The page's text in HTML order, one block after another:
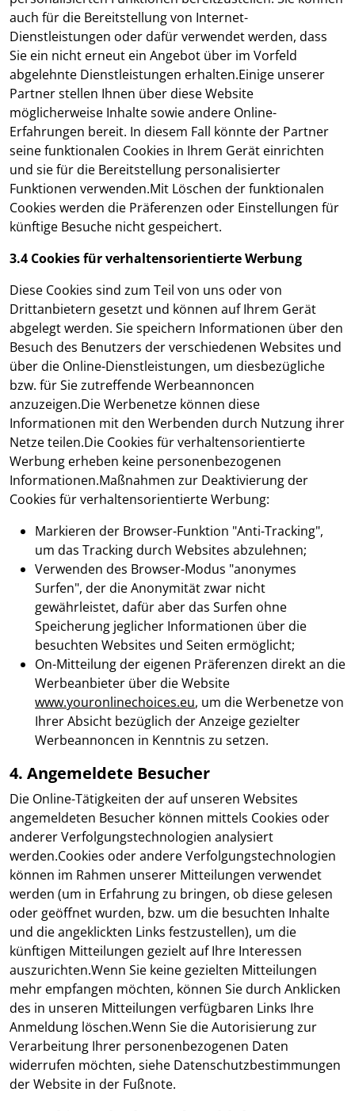
auch für die Bereitstellung von Internet-
Dienstleistungen oder dafür verwendet werden, dass
Sie ein nicht erneut ein Angebot über im Vorfeld
abgelehnte Dienstleistungen erhalten.Einige unserer
Partner stellen Ihnen über diese Website
möglicherweise Inhalte sowie andere Online-
Erfahrungen bereit. In diesem Fall könnte der Partner
seine funktionalen Cookies in Ihrem Gerät einrichten
und sie für die Bereitstellung personalisierter
Funktionen verwenden.Mit Löschen der funktionalen
Cookies werden die Präferenzen oder Einstellungen für
künftige Besuche nicht gespeichert.
3.4 Cookies für verhaltensorientierte Werbung
Diese Cookies sind zum Teil von uns oder von
Drittanbietern gesetzt und können auf Ihrem Gerät
abgelegt werden. Sie speichern Informationen über den
Besuch des Benutzers der verschiedenen Websites und
über die Online-Dienstleistungen, um diesbezügliche
bzw. für Sie zutreffende Werbeannoncen
anzuzeigen.Die Werbenetze können diese
Informationen mit den Werbenden durch Nutzung ihrer
Netze teilen.Die Cookies für verhaltensorientierte
Werbung erheben keine personenbezogenen
Informationen.Maßnahmen zur Deaktivierung der
Cookies für verhaltensorientierte Werbung:
Markieren der Browser-Funktion "Anti-Tracking",
um das Tracking durch Websites abzulehnen;
Verwenden des Browser-Modus "anonymes
Surfen", der die Anonymität zwar nicht
gewährleistet, dafür aber das Surfen ohne
Speicherung jeglicher Informationen über die
besuchten Websites und Seiten ermöglicht;
On-Mitteilung der eigenen Präferenzen direkt an die
Werbeanbieter über die Website
www.youronlinechoices.eu, um die Werbenetze von
Ihrer Absicht bezüglich der Anzeige gezielter
Werbeannoncen in Kenntnis zu setzen.
4. Angemeldete Besucher
Die Online-Tätigkeiten der auf unseren Websites
angemeldeten Besucher können mittels Cookies oder
anderer Verfolgungstechnologien analysiert
werden.Cookies oder andere Verfolgungstechnologien
können im Rahmen unserer Mitteilungen verwendet
werden (um in Erfahrung zu bringen, ob diese gelesen
oder geöffnet wurden, bzw. um die besuchten Inhalte
und die angeklickten Links festzustellen), um die
künftigen Mitteilungen gezielt auf Ihre Interessen
auszurichten.Wenn Sie keine gezielten Mitteilungen
mehr empfangen möchten, können Sie durch Anklicken
des in unseren Mitteilungen verfügbaren Links Ihre
Anmeldung löschen.Wenn Sie die Autorisierung zur
Verarbeitung Ihrer personenbezogenen Daten
widerrufen möchten, siehe Datenschutzbestimmungen
der Website in der Fußnote.